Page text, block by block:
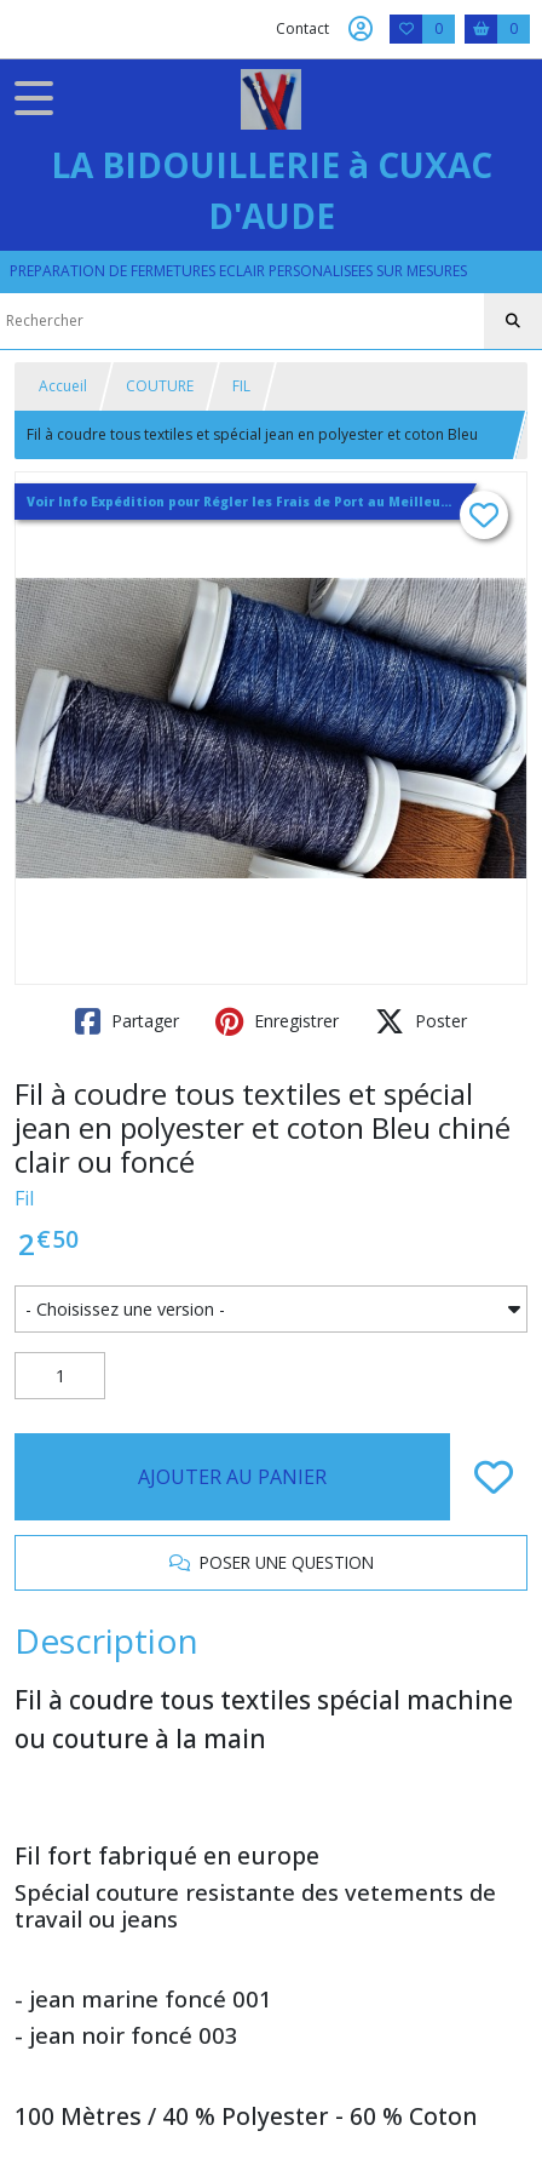
Contact 0 0
LA BIDOUILLERIE à CUXAC
D'AUDE
PREPARATION DE FERMETURES ECLAIR PERSONALISEES SUR MESURES
Accueil COUTURE FIL
Fil à coudre tous textiles et spécial jean en polyester et coton Bleu
chiné clair ou foncé
Voir Info Expédition pour Régler les Frais de Port au Meilleur Prix , En haut d'ecran à Droite
Partager Enregistrer Poster
Fil à coudre tous textiles et spécial
jean en polyester et coton Bleu chiné
clair ou foncé
Fil
2€50
AJOUTER AU PANIER
POSER UNE QUESTION
Description
Fil à coudre tous textiles spécial machine
ou couture à la main
Fil fort fabriqué en europe
Spécial couture resistante des vetements de
travail ou jeans
- jean marine foncé 001
- jean noir foncé 003
100 Mètres / 40 % Polyester - 60 % Coton